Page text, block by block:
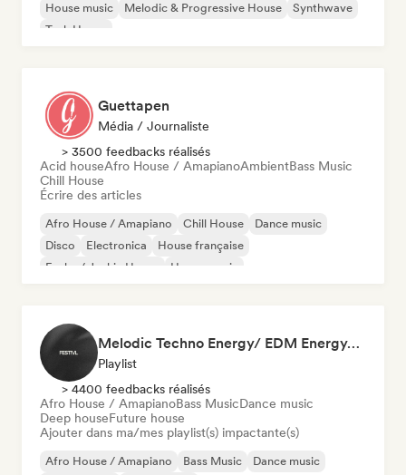
House music
Melodic & Progressive House
Synthwave
Tech House
Guettapen
Média / Journaliste
> 3500 feedbacks réalisés
Acid houseAfro House / AmapianoAmbientBass Music
Chill House
Écrire des articles
Afro House / Amapiano Chill House
Dance music
Disco
Electronica
House française
Funky / Jackin House
House music
Melodic Techno Energy/ EDM Energy/Techno Masters
Playlist
> 4400 feedbacks réalisés
Afro House / AmapianoBass MusicDance music
Deep houseFuture house
Ajouter dans ma/mes playlist(s) impactante(s)
Afro House / Amapiano Bass Music
Dance music